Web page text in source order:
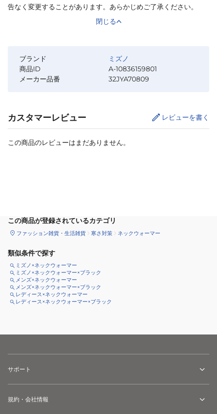
告なく変更することがあります。あらかじめご了承ください。
閉じる
ブランド
ミズノ
商品ID
A-10836159801
メーカー品番
32JYA70809
カスタマーレビュー レビューを書く
この商品のレビューはまだありません。
この商品が登録されているカテゴリ
ファッション雑貨・生活雑貨 寒さ対策 ネックウォーマー
類似条件で探す
ミズノ×ネックウォーマー
ミズノ×ネックウォーマー×ブラック
メンズ×ネックウォーマー
メンズ×ネックウォーマー×ブラック
レディース×ネックウォーマー
レディース×ネックウォーマー×ブラック
サポート
規約・会社情報